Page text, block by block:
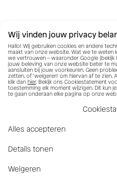
Wij vinden jouw privacy
Hallo! Wij gebruiken cookies en andere
maakt van onze website. Wat we te weten
we vertrouwen – waaronder Google (bekijk
jouw beleving van onze website beter te
aansluiten bij jouw voorkeuren. Geen
zetten, of ‘weigeren’ om hiervan af te zien.
klik dan hier. Bekijk ons Cookiestatement
toestemming elk moment wijzigen. Dit kun
te gaan onderaan elke pagina op onze
Alles accepteren
Details tonen
Weigeren